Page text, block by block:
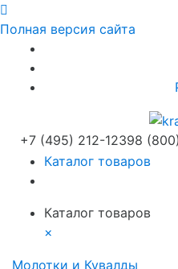
Полная версия сайта
+7 (495) 212-12398
Каталог товаров
Каталог товаров
×
Молотки и Кувалды